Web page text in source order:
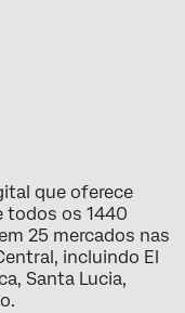
que oferece
todos os 1440
25 mercados nas
incluindo El
Santa Lucia,